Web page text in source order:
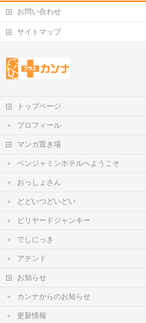
お問い合わせ
サイトマップ
トップページ
プロフィール
マンガ置き場
ベンジャミンホテルへようこそ
おっしょさん
どどいつどいどい
ビリヤードジャンキー
でしにっき
アテンド
お知らせ
カンナからのお知らせ
更新情報